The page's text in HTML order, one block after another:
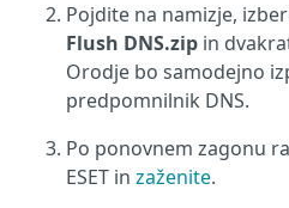
Pojdite na namizje,
Flush DNS.zip in
Orodje bo samodejno
predpomnilnik DNS.
Po ponovnem zagonu
ESET in zaženite.